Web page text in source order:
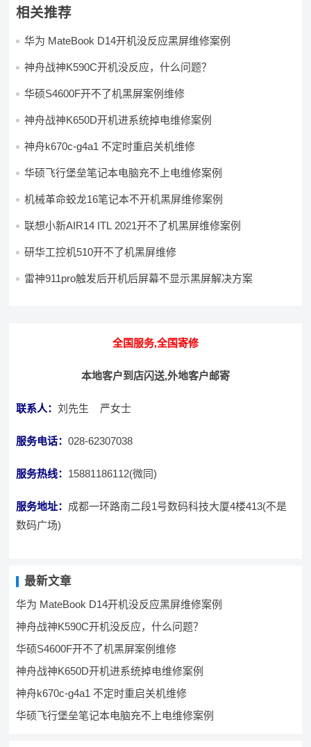
相关推荐
华为 MateBook D14开机没反应黑屏维修案例
神舟战神K590C开机没反应，什么问题？
华硕S4600F开不了机黑屏案例维修
神舟战神K650D开机进系统掉电维修案例
神舟k670c-g4a1 不定时重启关机维修
华硕飞行堡垒笔记本电脑充不上电维修案例
机械革命蛟龙16笔记本不开机黑屏维修案例
联想小新AIR14 ITL 2021开不了机黑屏维修案例
研华工控机510开不了机黑屏维修
雷神911pro触发后开机后屏幕不显示黑屏解决方案
全国服务,全国寄修
本地客户到店闪送,外地客户邮寄
联系人：刘先生 严女士
服务电话：028-62307038
服务热线： 15881186112(微同)
服务地址： 成都一环路南二段1号数码科技大厦4楼413(不是
数码广场)
最新文章
华为 MateBook D14开机没反应黑屏维修案例
神舟战神K590C开机没反应，什么问题？
华硕S4600F开不了机黑屏案例维修
神舟战神K650D开机进系统掉电维修案例
神舟k670c-g4a1 不定时重启关机维修
华硕飞行堡垒笔记本电脑充不上电维修案例